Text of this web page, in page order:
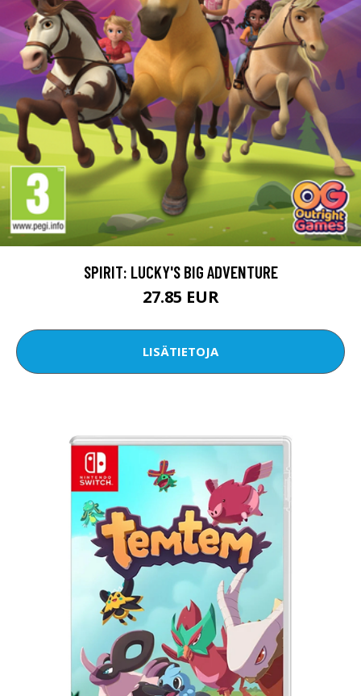
SPIRIT: LUCKY'S BIG ADVENTURE
27.85 EUR
LISÄTIETOJA